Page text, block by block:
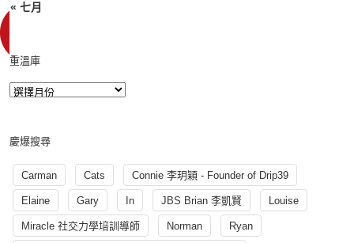
« 七月
重溫庫
慶爆搜尋
Carman Cats Connie 李玥穎 - Founder of Drip39
Elaine Gary In JBS Brian 李凱賢 Louise
Miracle 社交力學培訓導師 Norman Ryan